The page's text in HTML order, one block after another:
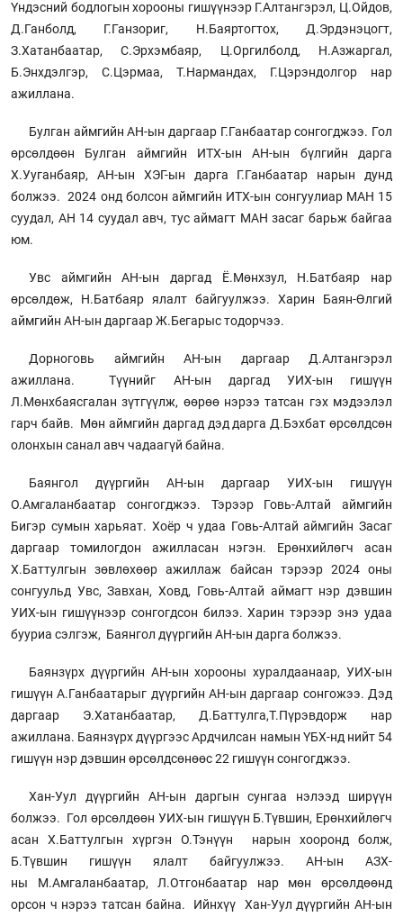
Үндэсний бодлогын хорооны гишүүнээр Г.Алтангэрэл, Ц.Ойдов,
Д.Ганболд, Г.Ганзориг, Н.Баяртогтох, Д.Эрдэнэцогт,
З.Хатанбаатар, С.Эрхэмбаяр, Ц.Оргилболд, Н.Азжаргал,
Б.Энхдэлгэр, С.Цэрмаа, Т.Нармандах, Г.Цэрэндолгор нар
ажиллана.
Булган аймгийн АН-ын даргаар Г.Ганбаатар сонгогджээ. Гол
өрсөлдөөн Булган аймгийн ИТХ-ын АН-ын бүлгийн дарга
Х.Ууганбаяр, АН-ын ХЭГ-ын дарга Г.Ганбаатар нарын дунд
болжээ. 2024 онд болсон аймгийн ИТХ-ын сонгуулиар МАН 15
суудал, АН 14 суудал авч, тус аймагт МАН засаг барьж байгаа
юм.
Увс аймгийн АН-ын даргад Ё.Мөнхзул, Н.Батбаяр нар
өрсөлдөж, Н.Батбаяр ялалт байгуулжээ. Харин Баян-Өлгий
аймгийн АН-ын даргаар Ж.Бегарыс тодорчээ.
Дорноговь аймгийн АН-ын даргаар Д.Алтангэрэл
ажиллана. Түүнийг АН-ын даргад УИХ-ын гишүүн
Л.Мөнхбаясгалан зүтгүүлж, өөрөө нэрээ татсан гэх мэдээлэл
гарч байв. Мөн аймгийн даргад дэд дарга Д.Бэхбат өрсөлдсөн
олонхын санал авч чадаагүй байна.
Баянгол дүүргийн АН-ын даргаар УИХ-ын гишүүн
О.Амгаланбаатар сонгогджээ. Тэрээр Говь-Алтай аймгийн
Бигэр сумын харьяат. Хоёр ч удаа Говь-Алтай аймгийн Засаг
даргаар томилогдон ажилласан нэгэн. Ерөнхийлөгч асан
Х.Баттулгын зөвлөхөөр ажиллаж байсан тэрээр 2024 оны
сонгуульд Увс, Завхан, Ховд, Говь-Алтай аймагт нэр дэвшин
УИХ-ын гишүүнээр сонгогдсон билээ. Харин тэрээр энэ удаа
бууриа сэлгэж, Баянгол дүүргийн АН-ын дарга болжээ.
Баянзүрх дүүргийн АН-ын хорооны хуралдаанаар, УИХ-ын
гишүүн А.Ганбаатарыг дүүргийн АН-ын даргаар сонгожээ. Дэд
даргаар Э.Хатанбаатар, Д.Баттулга,Т.Пүрэвдорж нар
ажиллана. Баянзүрх дүүргээс Ардчилсан намын ҮБХ-нд нийт 54
гишүүн нэр дэвшин өрсөлдсөнөөс 22 гишүүн сонгогджээ.
Хан-Уул дүүргийн АН-ын даргын сунгаа нэлээд ширүүн
болжээ. Гол өрсөлдөөн УИХ-ын гишүүн Б.Түвшин, Ерөнхийлөгч
асан Х.Баттулгын хүргэн О.Тэнүүн нарын хооронд болж,
Б.Түвшин гишүүн ялалт байгуулжээ. АН-ын АЗХ-
ны М.Амгаланбаатар, Л.Отгонбаатар нар мөн өрсөлдөөнд
орсон ч нэрээ татсан байна. Ийнхүү Хан-Уул дүүргийн АН-ын